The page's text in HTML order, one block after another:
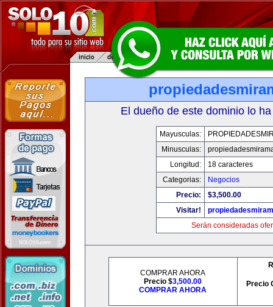
El dueño de este dominio lo
Mayusculas:
Minusculas:
Longitud:
18 caracteres
Categorias:
Negocios
Precio:
$3,500.00
Visitar!
Serán consideradas
COMPRAR AHORA
Precio $3,500.00
COMPRAR AHORA
Precio